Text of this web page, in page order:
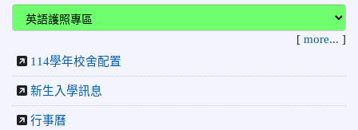
賽」，成績優異
2026-06-09
榮譽
日盃籃球賽 榮獲季軍！
2026-06-09
齡游泳錦標賽榮獲佳績！
[ more... ]
114學年校舍配置
新生入學訊息
行事曆